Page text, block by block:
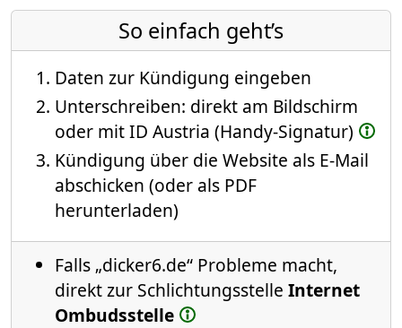
So einfach geht’s
Daten zur Kündigung eingeben
Unterschreiben: direkt am Bildschirm
oder mit ID Austria (Handy-Signatur)
Kündigung über die Website als E-Mail
abschicken (oder als PDF
herunterladen)
Falls „dicker6.de“ Probleme macht,
direkt zur Schlichtungsstelle Internet
Ombudsstelle